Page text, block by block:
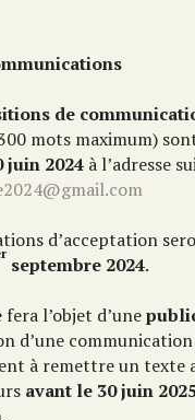
de
mots maximum)
juin 2024 à l’adresse
d’acceptation
septembre 2024.
l’objet d’une
d’une
à remettre un texte
avant le 30 juin